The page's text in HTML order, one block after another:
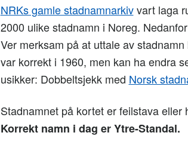
NRKs gamle stadnamnarkivvart laga
2000 ulike stadnamn i Noreg.
Ver merksam på at uttale av
var korrekt i 1960, men kan ha endra
usikker: Dobbeltsjekk med Norsk
Stadnamnet på kortet er feilstava eller
Korrekt namn i dag er Ytre-Standal.